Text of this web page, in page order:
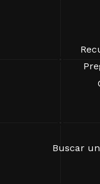
Buscar